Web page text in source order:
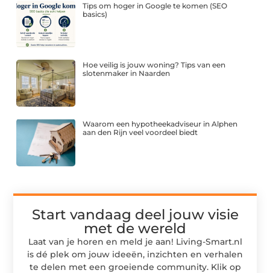
Tips om hoger in Google te komen (SEO
basics)
Hoe veilig is jouw woning? Tips van een
slotenmaker in Naarden
Waarom een hypotheekadviseur in Alphen
aan den Rijn veel voordeel biedt
Start vandaag deel jouw visie
met de wereld
Laat van je horen en meld je aan! Living-Smart.nl
is dé plek om jouw ideeën, inzichten en verhalen
te delen met een groeiende community. Klik op